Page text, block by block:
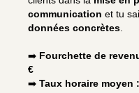
communication et tu
données concrètes
➡️ Fourchette de
€
➡️ Taux horaire moyen